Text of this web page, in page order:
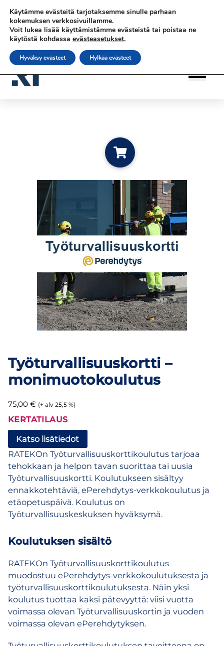
Ota yhteyttä | Tilaa uutiskirje
RATEKO Akatemia | Suomi
Add to cart
Työturvallisuuskortti –
monimuotokoulutus
75,00 € (+ alv 25,5 %)
KERTATILAUS
Katso lisätiedot
RATEKOn Työturvallisuuskorttikoulutus tarjoaa
tehokkaan ja helpon tavan suorittaa tai uusia
Työturvallisuuskortti. Koulutukseen sisältyy
ennakkotehtäviä, ePerehdytys-verkkokoulutus ja
etäopetuspäivä. Koulutus on
Työturvallisuuskeskuksen hyväksymä.
Koulutuksen sisältö
RATEKOn Työturvallisuuskorttikoulutus
muodostuu ePerehdytys-verkkokoulutuksesta ja
työturvallisuuskorttikoulutuksesta. Näin yksi
koulutus tuottaa kaksi pätevyyttä: viisi vuotta
voimassa olevan Työturvallisuuskortin ja vuoden
voimassa olevan ePerehdytyksen.
Käytämme evästeitä tarjotaksemme sinulle parhaan
kokemuksen verkkosivuillamme.
Voit lukea lisää käyttämistämme evästeistä tai poistaa ne
käytöstä kohdassa evästeasetukset.
Hyväksy evästeet Hylkää evästeet